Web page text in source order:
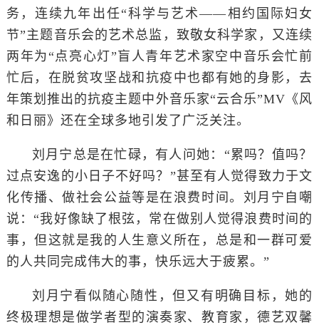
务，连续九年出任“科学与艺术——相约国际妇女
节”主题音乐会的艺术总监，致敬女科学家，又连续
两年为“点亮心灯”盲人青年艺术家空中音乐会忙前
忙后，在脱贫攻坚战和抗疫中也都有她的身影，去
年策划推出的抗疫主题中外音乐家“云合乐”MV《风
和日丽》还在全球多地引发了广泛关注。
刘月宁总是在忙碌，有人问她：“累吗？值吗？
过点安逸的小日子不好吗？”甚至有人觉得致力于文
化传播、做社会公益等是在浪费时间。刘月宁自嘲
说：“我好像缺了根弦，常在做别人觉得浪费时间的
事，但这就是我的人生意义所在，总是和一群可爱
的人共同完成伟大的事，快乐远大于疲累。”
刘月宁看似随心随性，但又有明确目标，她的
终极理想是做学者型的演奏家、教育家，德艺双馨